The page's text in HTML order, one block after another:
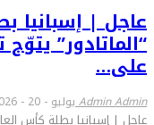
“الماتادور”
على…
Admin Admin يوليو - 20 - 2026